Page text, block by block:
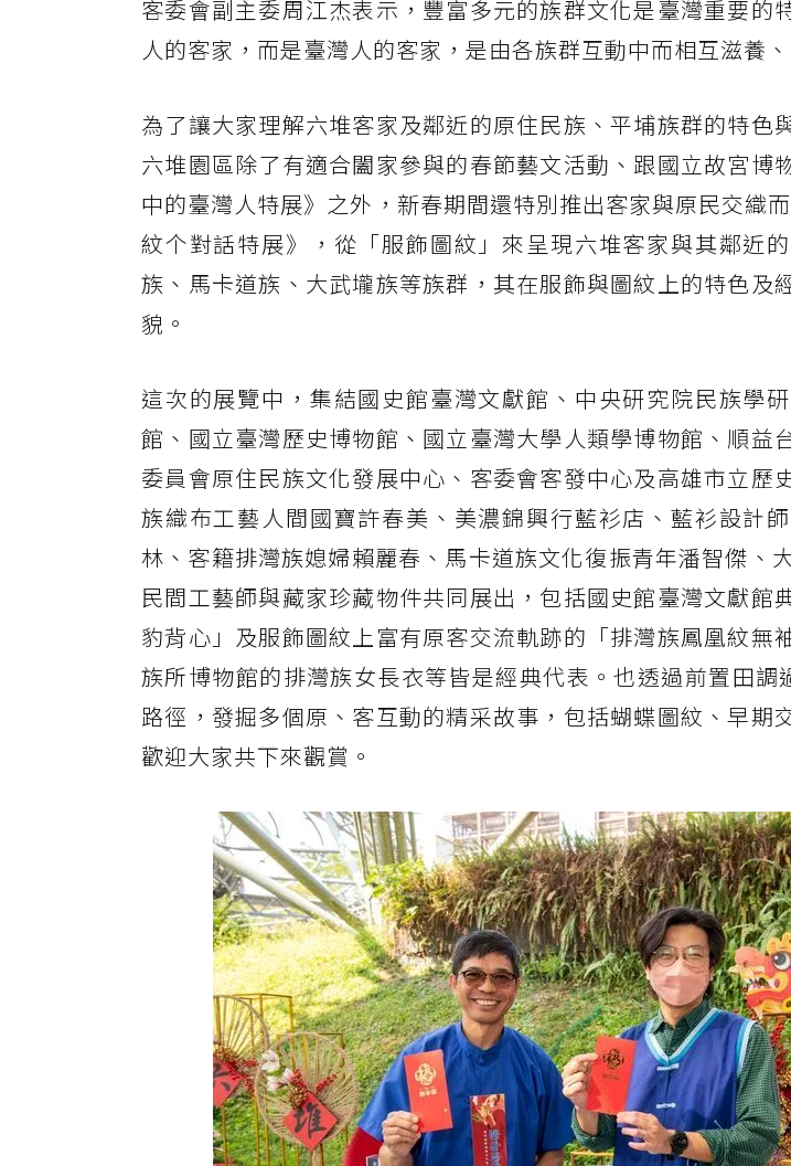
客委會副主委周江杰表示，豐富多元的族群文化是臺灣重要的
人的客家，而是臺灣人的客家，是由各族群互動中而相互滋養、
為了讓大家理解六堆客家及鄰近的原住民族、平埔族群的特色
六堆園區除了有適合闔家參與的春節藝文活動、跟國立故宮博
中的臺灣人特展》之外，新春期間還特別推出客家與原民交織
紋个對話特展》，從「服飾圖紋」來呈現六堆客家與其鄰近
族、馬卡道族、大武壠族等族群，其在服飾與圖紋上的特色及
貌。
這次的展覽中，集結國史館臺灣文獻館、中央研究院民族學
館、國立臺灣歷史博物館、國立臺灣大學人類學博物館、順益
委員會原住民族文化發展中心、客委會客發中心及高雄市立歷
族織布工藝人間國寶許春美、美濃錦興行藍衫店、藍衫設計
林、客籍排灣族媳婦賴麗春、馬卡道族文化復振青年潘智傑、
民間工藝師與藏家珍藏物件共同展出，包括國史館臺灣文獻館
豹背心」及服飾圖紋上富有原客交流軌跡的「排灣族鳳凰紋無
族所博物館的排灣族女長衣等皆是經典代表。也透過前置田調
路徑，發掘多個原、客互動的精采故事，包括蝴蝶圖紋、早期
歡迎大家共下來觀賞。